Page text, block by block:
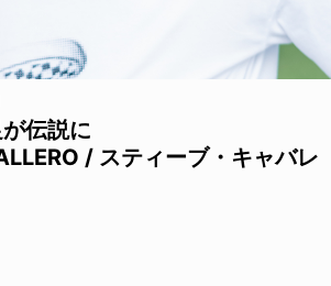
伝説に
/ スティーブ・キャバレ